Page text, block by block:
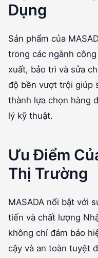
Dụng
Sản phẩm của
trong các ngành
xuất, bảo trì và sửa
độ bền vượt trội giúp
thành lựa chọn hàng
lý kỹ thuật.
Ưu Điểm
Thị Trường
MASADA nổi bật với
tiến và chất lượng
không chỉ đảm bảo
cậy và an toàn tuyệt